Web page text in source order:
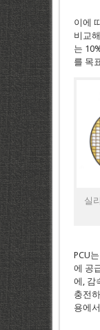
이에
비교
는
를 목
실
PCU
에 공
에, 감
충전
용에